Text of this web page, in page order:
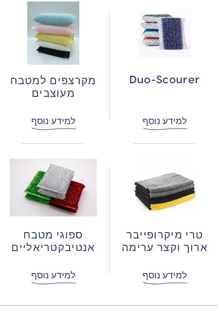
Duo-Scourer
למידע נוסף
מקרצפים למטבח
מעוצבים
למידע נוסף
טרי מיקרופייבר
ארוך וקצר ערימה
למידע נוסף
ספוגי מטבח
אנטיבקטריאליים
למידע נוסף